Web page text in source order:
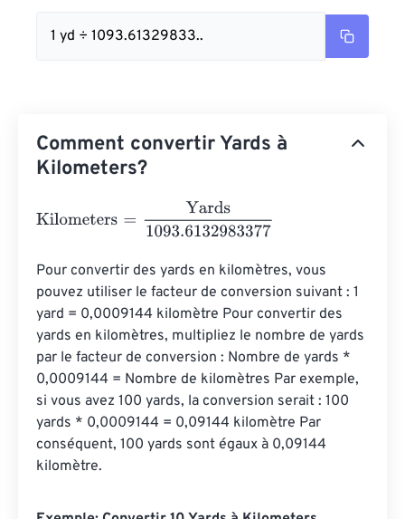
1 yd ÷ 1093.61329833..
Comment convertir Yards à
Kilometers?
Kilometers 1093.6132983377
Pour convertir des yards en kilomètres, vous
pouvez utiliser le facteur de conversion suivant : 1
yard = 0,0009144 kilomètre Pour convertir des
yards en kilomètres, multipliez le nombre de yards
par le facteur de conversion : Nombre de yards *
0,0009144 = Nombre de kilomètres Par exemple,
si vous avez 100 yards, la conversion serait : 100
yards * 0,0009144 = 0,09144 kilomètre Par
conséquent, 100 yards sont égaux à 0,09144
kilomètre.